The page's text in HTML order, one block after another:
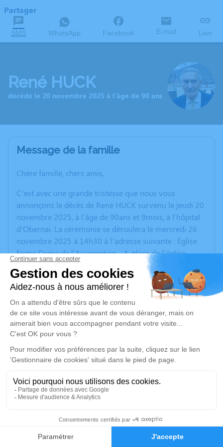
Faire-part Hommages
Partager
SMS WhatsApp Facebook E-mail Lien
René HUCK
décédé le 20 novembre 2025 à l'âge de 90 ans
Message de la famille
Chère famille, chers amis,
C’est avec une grande tristesse que nous vous
annonçons le décès de René HUCK survenu le jeudi 20
novembre 2025, à l'âge de 90ans et 9mois, à l'hôpital
d'Obernai. La cérémonie se déroulera le mercredi 26
novembre 2025 à 14h30 à l’adresse suivante : Église
Notre Dame de l'Assomption - 4, place de l'église -
67560 Rosenwiller.
Nous vous invitons à utiliser cet espace pour laisser
vos condoléances, partager des photos souvenirs, une
anecdote ou exprimer vos pensées à travers des
poèmes ou des textes. Cet endroit est un lieu
d'expression dédié à honorer la mémoire de René
mercredi 26 novembre 2025 à 14h30
Église Notre Dame de l'Assomption de
Rosenwiller